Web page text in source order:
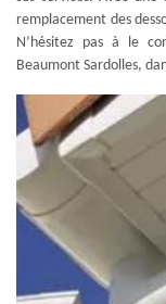
remplacement des
N’hésitez pas à le
Beaumont Sardolles,